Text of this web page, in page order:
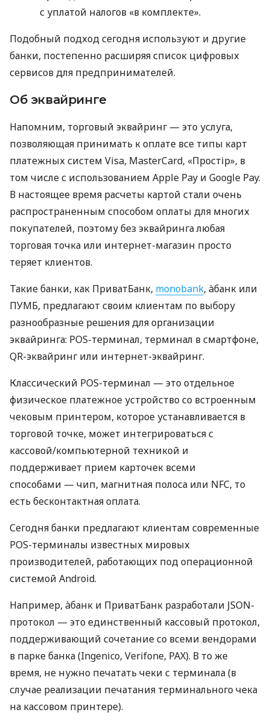
с уплатой налогов «в комплекте».
Подобный подход сегодня используют и другие
банки, постепенно расширяя список цифровых
сервисов для предпринимателей.
Об эквайринге
Напомним, торговый эквайринг — это услуга,
позволяющая принимать к оплате все типы карт
платежных систем Visa, MasterCard, «Простір», в
том числе с использованием Apple Pay и Google Pay.
В настоящее время расчеты картой стали очень
распространенным способом оплаты для многих
покупателей, поэтому без эквайринга любая
торговая точка или интернет-магазин просто
теряет клиентов.
Такие банки, как ПриватБанк, monobank, àбанк или
ПУМБ, предлагают своим клиентам по выбору
разнообразные решения для организации
эквайринга: POS-терминал, терминал в смартфоне,
QR-эквайринг или интернет-эквайринг.
Классический POS-терминал — это отдельное
физическое платежное устройство со встроенным
чековым принтером, которое устанавливается в
торговой точке, может интегрироваться с
кассовой/компьютерной техникой и
поддерживает прием карточек всеми
способами — чип, магнитная полоса или NFC, то
есть бесконтактная оплата.
Сегодня банки предлагают клиентам современные
POS-терминалы известных мировых
производителей, работающих под операционной
системой Android.
Например, àбанк и ПриватБанк разработали JSON-
протокол — это единственный кассовый протокол,
поддерживающий сочетание со всеми вендорами
в парке банка (Ingenico, Verifone, PAX). В то же
время, не нужно печатать чеки с терминала (в
случае реализации печатания терминального чека
на кассовом принтере).